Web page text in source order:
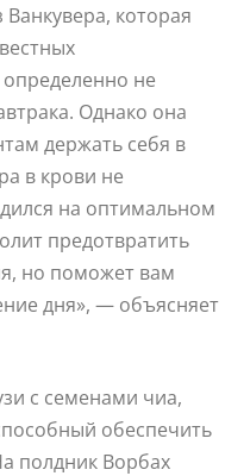
которая
не
Однако она
держать себя в
в крови не
на оптимальном
предотвратить
но поможет вам
дня», — объясняет
с семенами чиа,
обеспечить
полдник Ворбах